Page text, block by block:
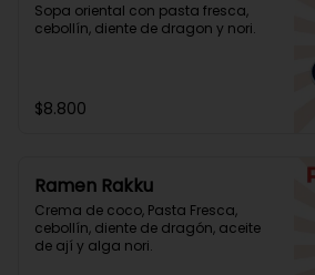
Sopa oriental con pasta fresca,
cebollín, diente de dragon y nori.
$8.800
Ramen Rakku
Crema de coco, Pasta Fresca,
cebollín, diente de dragón, aceite
de ají y alga nori.